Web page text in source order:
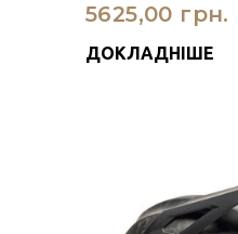
5625,00 грн.
ДОКЛАДНІШЕ